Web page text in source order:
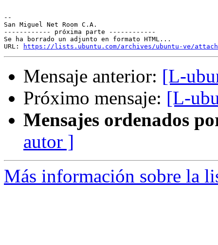
--
San Miguel Net Room C.A.
------------ próxima parte ------------
Se ha borrado un adjunto en formato HTML...
URL:
https://lists.ubuntu.com/archives/ubuntu-ve/
Mensaje anterior: [L-
Próximo mensaje: [L-
Mensajes ordenados
autor ]
Más información sobre la